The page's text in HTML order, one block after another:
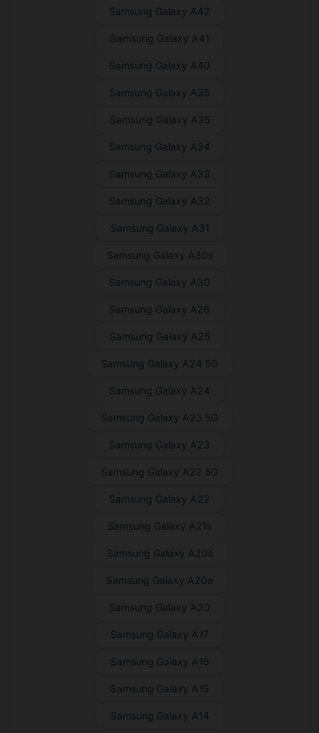
Samsung Galaxy A42
Samsung Galaxy A41
Samsung Galaxy A40
Samsung Galaxy A36
Samsung Galaxy A35
Samsung Galaxy A34
Samsung Galaxy A33
Samsung Galaxy A32
Samsung Galaxy A31
Samsung Galaxy A30s
Samsung Galaxy A30
Samsung Galaxy A26
Samsung Galaxy A25
Samsung Galaxy A24 5G
Samsung Galaxy A24
Samsung Galaxy A23 5G
Samsung Galaxy A23
Samsung Galaxy A22 5G
Samsung Galaxy A22
Samsung Galaxy A21s
Samsung Galaxy A20s
Samsung Galaxy A20e
Samsung Galaxy A20
Samsung Galaxy A17
Samsung Galaxy A16
Samsung Galaxy A15
Samsung Galaxy A14